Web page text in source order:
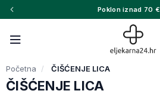
Poklon iznad 70 €
Početna ČIŠĆENJE LICA
ČIŠĆENJE LICA